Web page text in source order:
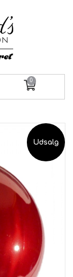
0
Udsalg